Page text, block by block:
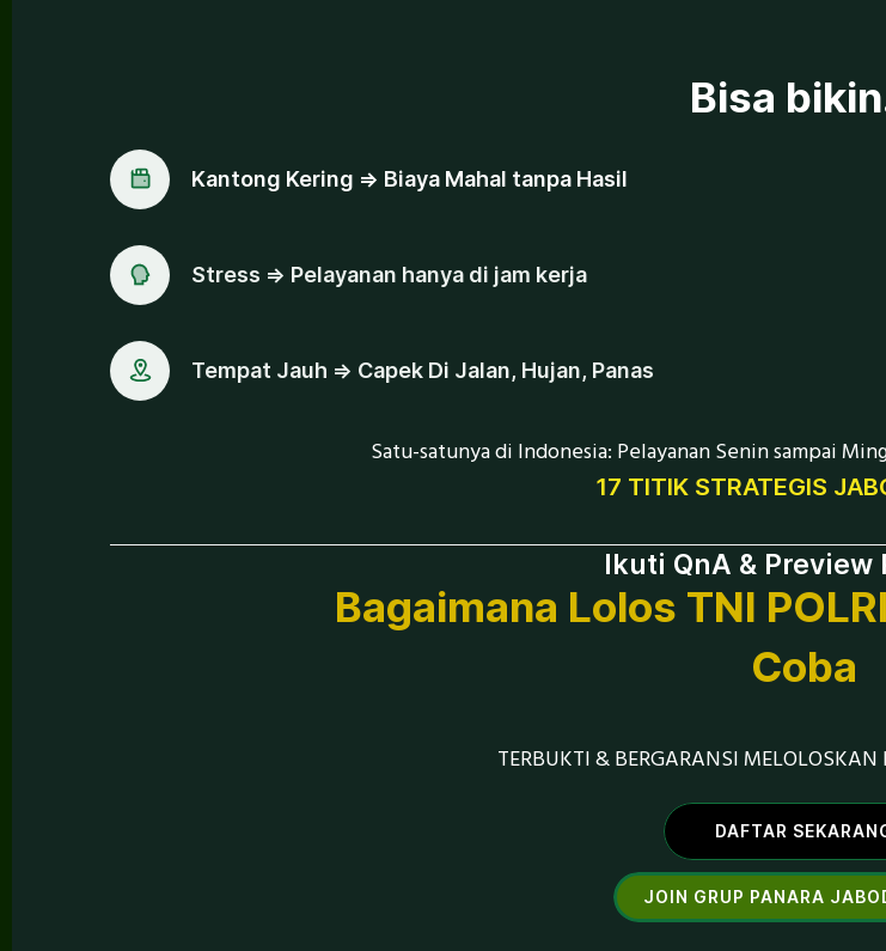
Bisa
Kantong Kering => Biaya Mahal tanpa Hasil
Stress => Pelayanan hanya di jam kerja
Tempat Jauh => Capek Di Jalan, Hujan, Panas
Satu-satunya di Indonesia: Pelayanan Senin sampai
17 TITIK STRATEGIS
Ikuti QnA & Preview
Bagaimana Lolos TNI
Coba
TERBUKTI & BERGARANSI MELOLOSKAN
DAFTAR
JOIN GRUP PANARA